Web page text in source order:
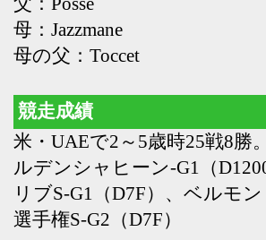
選手権S-G2（D7F）
種牡馬成績
19年より供用。デルマソトガケ（全日本2
ック-G12着、サウジダービー-G33着）、ホ
ウオウビスケッツ（函館記念-G3、巴賞-
OP、金鯱賞-G22着、毎日王冠-G22着、スプ
リングS-G22着、天皇賞・秋-G13着、東京
新聞杯-G33着、東風S-L3着）、マルカラピ
ッド（エーデルワイス賞-JPN3）、マピュ
ース（クイーンC-G32着）、ショーモン